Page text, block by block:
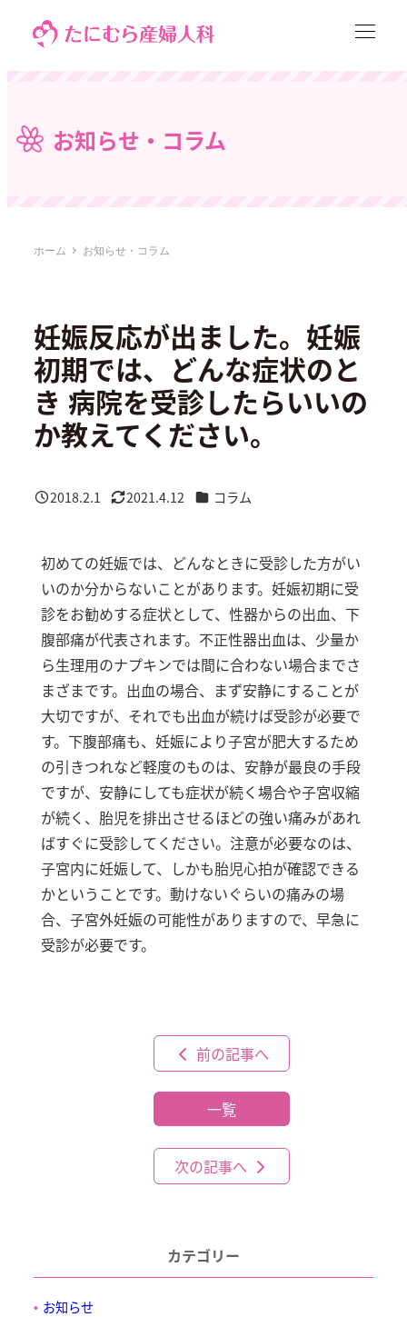
ン
テ
お知らせ・コラム
ホーム お知らせ・コラム
妊娠反応が出ました。妊娠
初期では、どんな症状のと
き 病院を受診したらいいの
か教えてください。
投稿日
2018.2.1
更新日
2021.4.12 カテゴリー
コラム
初めての妊娠では、どんなときに受診した方がい
いのか分からないことがあります。妊娠初期に受
診をお勧めする症状として、性器からの出血、下
腹部痛が代表されます。不正性器出血は、少量か
ら生理用のナプキンでは間に合わない場合までさ
まざまです。出血の場合、まず安静にすることが
大切ですが、それでも出血が続けば受診が必要で
す。下腹部痛も、妊娠により子宮が肥大するため
の引きつれなど軽度のものは、安静が最良の手段
ですが、安静にしても症状が続く場合や子宮収縮
が続く、胎児を排出させるほどの強い痛みがあれ
ばすぐに受診してください。注意が必要なのは、
子宮内に妊娠して、しかも胎児心拍が確認できる
かということです。動けないぐらいの痛みの場
合、子宮外妊娠の可能性がありますので、早急に
受診が必要です。
前の記事へ
一覧
次の記事へ
カテゴリー
お知らせ